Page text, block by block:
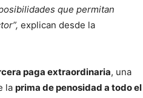
que permitan
explican desde la
paga extraordinaria, una
la prima de penosidad a todo el